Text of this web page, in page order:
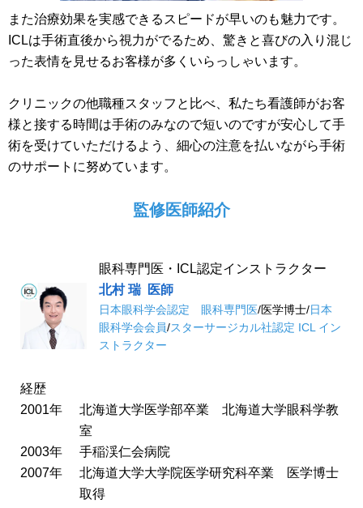
また治療効果を実感できるスピードが早いのも魅力です。
ICLは手術直後から視力がでるため、驚きと喜びの入り混じ
った表情を見せるお客様が多くいらっしゃいます。
クリニックの他職種スタッフと比べ、私たち看護師がお客
様と接する時間は手術のみなので短いのですが安心して手
術を受けていただけるよう、細心の注意を払いながら手術
のサポートに努めています。
監修医師紹介
眼科専門医・ICL認定インストラクター
北村 瑞
医師
日本眼科学会認定 眼科専門医/医学博士/日本
眼科学会会員/スターサージカル社認定 ICL イン
ストラクター
経歴
2001年
北海道大学医学部卒業 北海道大学眼科学教
室
2003年
手稲渓仁会病院
2007年
北海道大学大学院医学研究科卒業 医学博士
取得